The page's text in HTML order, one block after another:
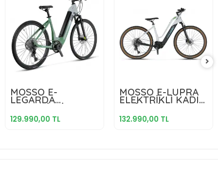
MOSSO E-
LEGARDA
ELEKTRİKLİ KADIN
ŞEHİR BİSİKLET
450H HYD 28
129.990,00 TL
Sepete Ekle
MOSSO E-LUPRA
ELEKTRİKLİ KADIN
DAĞ BİSİKLET
430H HD 28 JANT
11 VİTES WHITE
132.990,00 TL
Sepete Ekle